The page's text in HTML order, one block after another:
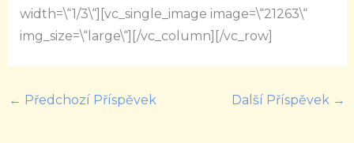
width=\“1/3\“][vc_single_image image=\“21263\“
img_size=\“large\“][/vc_column][/vc_row]
← Předchozí Příspěvek Další Příspěvek →